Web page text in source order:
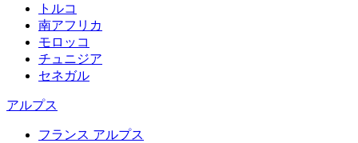
トルコ
南アフリカ
モロッコ
チュニジア
セネガル
アルプス
フランス アルプス